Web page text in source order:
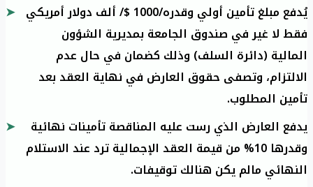
يُدفع مبلغ تأمين أولي وقدره/1000 $/ ألف دولار أمريكي
فقط لا غير في صندوق الجامعة بمديرية الشؤون
المالية (دائرة السلف) وذلك كضمان في حال عدم
الالتزام، وتصفى حقوق العارض في نهاية العقد بعد
تأمين المطلوب.
يدفع العارض الذي رست عليه المناقصة تأمينات نهائية
وقدرها 10% من قيمة العقد الإجمالية ترد عند الاستلام
النهائي مالم يكن هنالك توقيفات.